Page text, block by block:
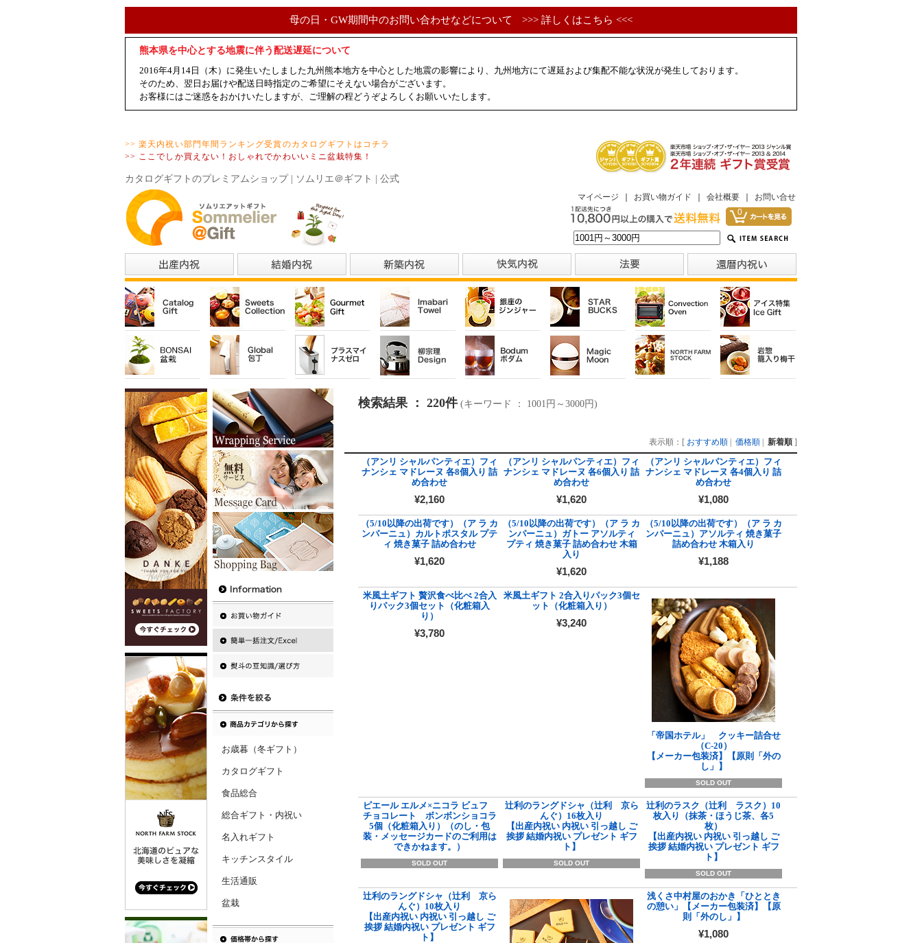
母の日・GW期間中のお問い合わせなどについて >>> 詳しくはこちら <<<
熊本県を中心とする地震に伴う配送遅延について
2016年4月14日（木）に発生いたしました九州熊本地方を中心とした地震の影響により、九州地方にて遅延および集配不能な状況が発生しております。
そのため、翌日お届けや配送日時指定のご希望にそえない場合がございます。
お客様にはご迷惑をおかけいたしますが、ご理解の程どうぞよろしくお願いいたします。
>> 楽天内祝い部門年間ランキング受賞のカタログギフトはコチラ
>> ここでしか買えない！おしゃれでかわいいミニ盆栽特集！
カタログギフトのプレミアムショップ | ソムリエ＠ギフト | 公式
お問い合せ
会社概要
お買い物ガイド
マイページ
0
お歳暮（冬ギフト）
カタログギフト
食品総合
総合ギフト・内祝い
名入れギフト
キッチンスタイル
生活通販
盆栽
検索結果 ： 220件(キーワード ： 1001円～3000円)
表示順：[ おすすめ順 価格順 新着順 ]
（アンリ シャルパンティエ）フィ
ナンシェ マドレーヌ 各8個入り 詰
め合わせ
¥2,160
（アンリ シャルパンティエ）フィ
ナンシェ マドレーヌ 各6個入り 詰
め合わせ
¥1,620
（アンリ シャルパンティエ）フィ
ナンシェ マドレーヌ 各4個入り 詰
め合わせ
¥1,080
（5/10以降の出荷です）（ア ラ カ
ンパーニュ）カルトポスタル プテ
ィ 焼き菓子 詰め合わせ
¥1,620
（5/10以降の出荷です）（ア ラ カ
ンパーニュ）ガトー アソルティ
プティ 焼き菓子 詰め合わせ 木箱
入り
¥1,620
（5/10以降の出荷です）（ア ラ カ
ンパーニュ）アソルティ 焼き菓子
詰め合わせ 木箱入り
¥1,188
米風土ギフト 贅沢食べ比べ 2合入
りパック3個セット（化粧箱入
り）
¥3,780
米風土ギフト 2合入りパック3個セ
ット（化粧箱入り）
¥3,240
「帝国ホテル」 クッキー詰合せ
（C-20）
【メーカー包装済】【原則「外の
し」】
SOLD OUT
ピエール エルメ×ニコラ ビュフ
チョコレート ボンボンショコラ
5個（化粧箱入り）（のし・包
装・メッセージカードのご利用は
できかねます。）
SOLD OUT
辻利のラングドシャ（辻利 京ら
んぐ）16枚入り
【出産内祝い 内祝い 引っ越し ご
挨拶 結婚内祝い プレゼント ギフ
ト】
SOLD OUT
辻利のラスク（辻利 ラスク）10
枚入り（抹茶・ほうじ茶、各5
枚）
【出産内祝い 内祝い 引っ越し ご
挨拶 結婚内祝い プレゼント ギフ
ト】
SOLD OUT
辻利のラングドシャ（辻利 京ら
んぐ）10枚入り
【出産内祝い 内祝い 引っ越し ご
挨拶 結婚内祝い プレゼント ギフ
ト】
浅くさ中村屋のおかき「ひととき
の憩い」【メーカー包装済】【原
則「外のし」】
¥1,080